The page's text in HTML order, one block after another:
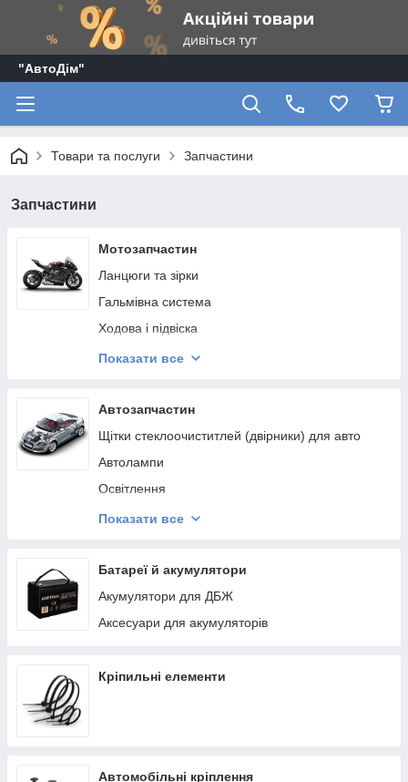
"АвтоДім"
Товари та послуги Запчастини
Запчастини
Мотозапчастин
Ланцюги та зірки
Гальмівна система
Ходова і підвіска
Мото акумулятори
Двигун
Моторезина/диски
Мотозеркала
Зчеплення
Рулі, гріпси і важелі управління
Підшипники і сальники
Зірки приводні
Фільтри
Показати все
Автозапчастин
Щітки стеклоочиститлей (двірники) для авто
Автолампи
Освітлення
Вихлопна система
Показати все
Батареї й акумулятори
Акумулятори для ДБЖ
Аксесуари для акумуляторів
Кріпильні елементи
Автомобільні кріплення